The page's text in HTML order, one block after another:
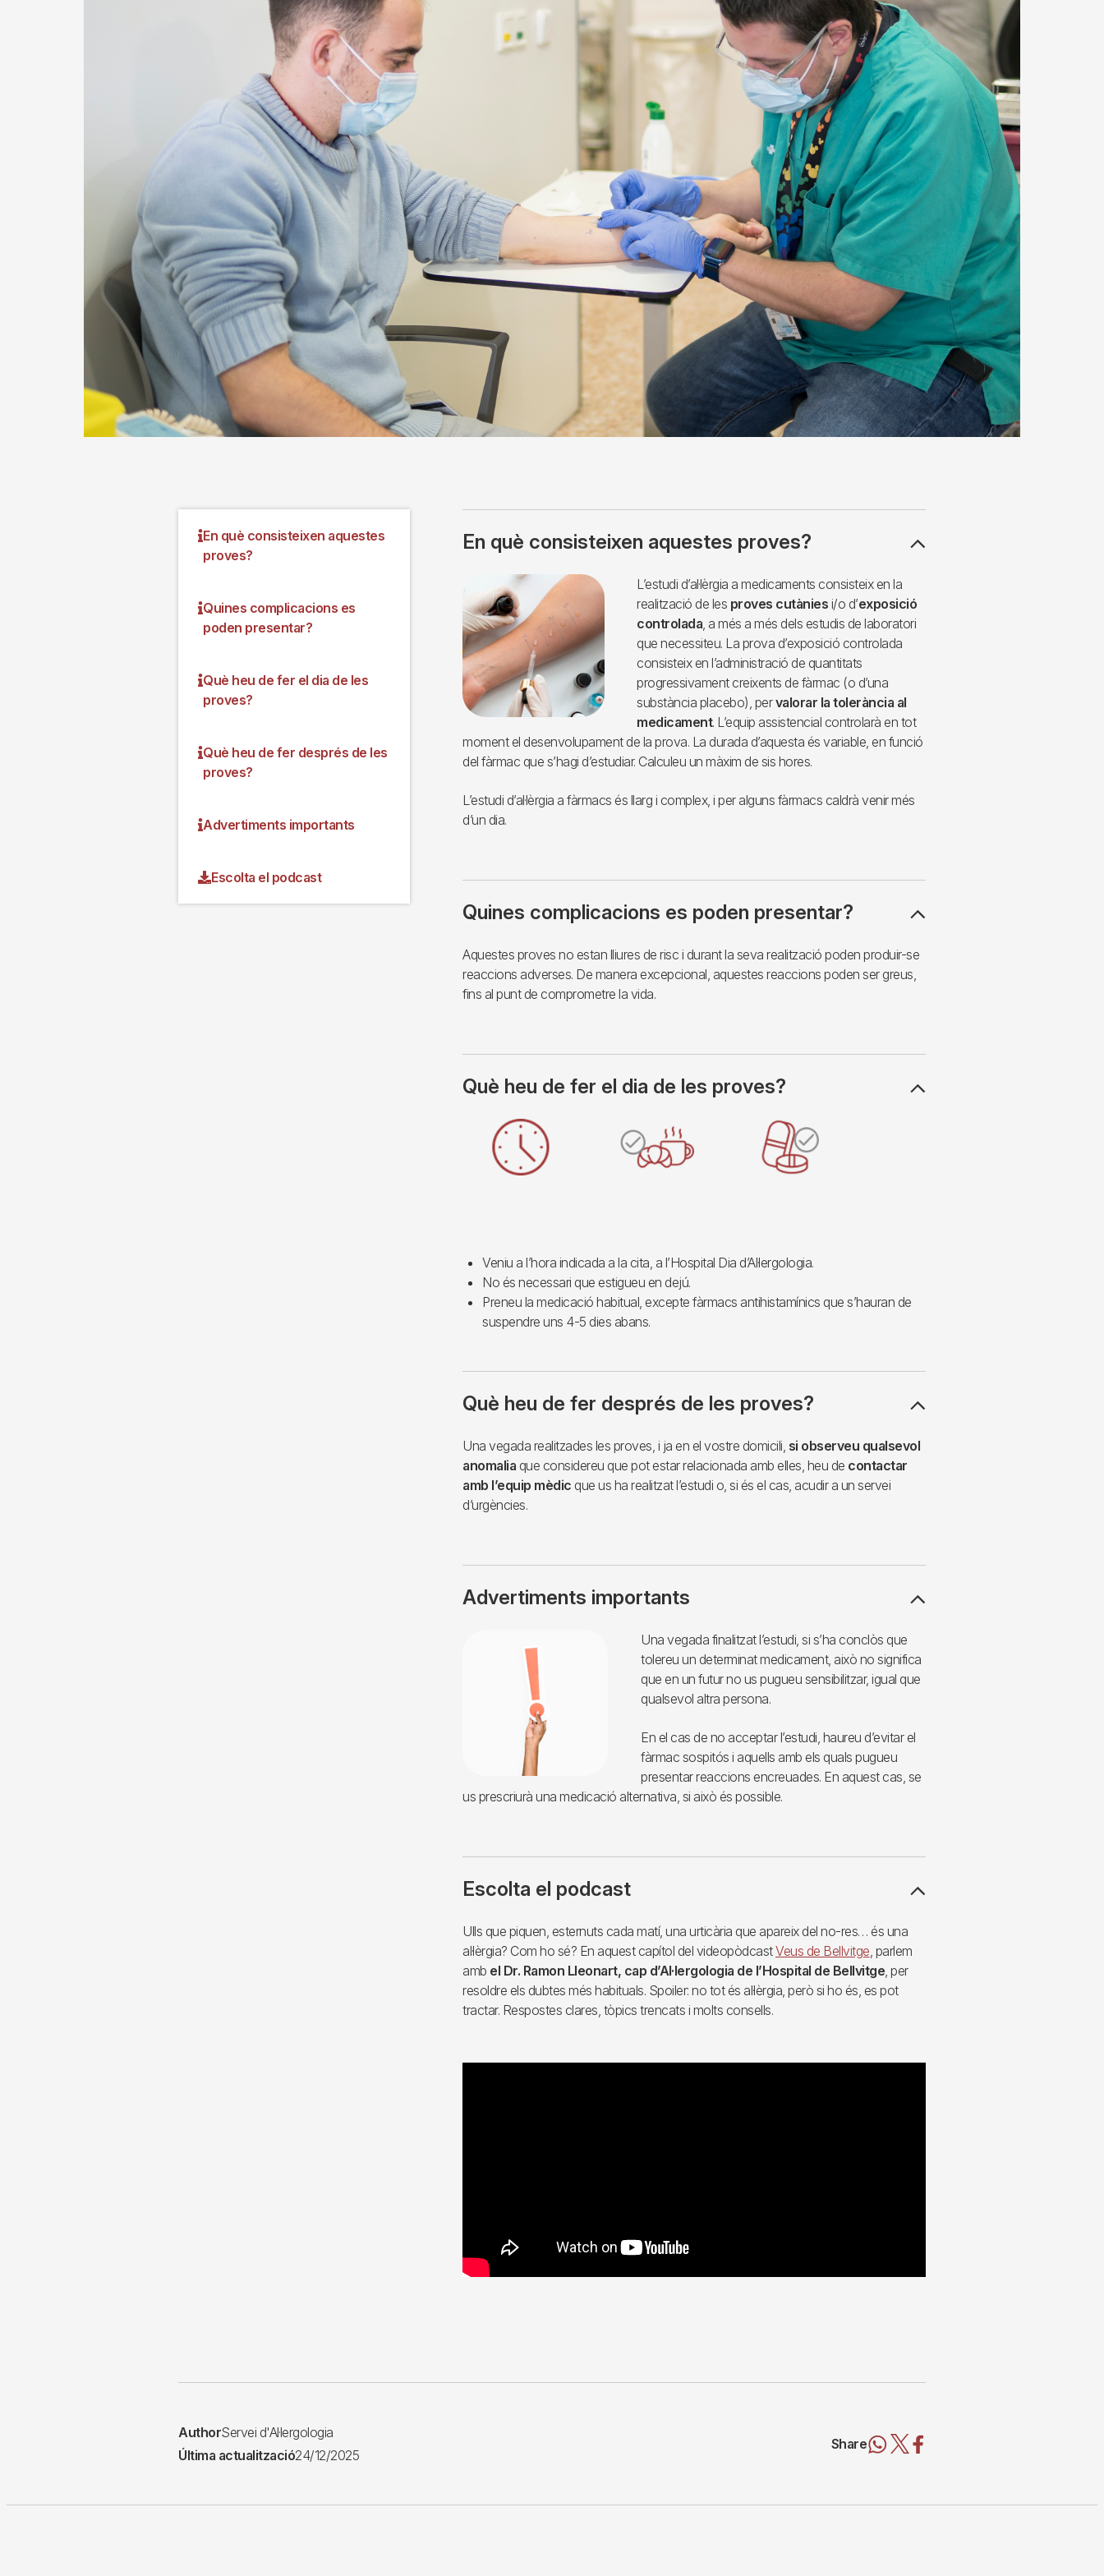
En què consisteixen aquestes
proves?
Quines complicacions es
poden presentar?
Què heu de fer el dia de les
proves?
Què heu de fer després de les
proves?
Advertiments importants
Escolta el podcast
En què consisteixen aquestes proves?
Imagen
L’estudi d’al·lèrgia a medicaments consisteix en la
realització de les proves cutànies i/o d’exposició
controlada , a més a més dels estudis de laboratori
que necessiteu. La prova d’exposició controlada
consisteix en l’administració de quantitats
progressivament creixents de fàrmac (o d’una
substància placebo), pervalorar la tolerància al
medicament. L’equip assistencial controlarà en tot
moment el desenvolupament de la prova. La durada d’aquesta és variable, en funció
del fàrmac que s’hagi d’estudiar. Calculeu un màxim de sis hores.
L’estudi d’al·lèrgia a fàrmacs és llarg i complex, i per alguns fàrmacs caldrà venir més
d’un dia.
Quines complicacions es poden presentar?
Aquestes proves no estan lliures de risc i durant la seva realització poden produir-se
reaccions adverses. De manera excepcional, aquestes reaccions poden ser greus,
fins al punt de comprometre la vida.
Què heu de fer el dia de les proves?
Imagen
Veniu a l’hora indicada a la cita, a l’Hospital Dia d’Al·lergologia.
No és necessari que estigueu en dejú.
Preneu la medicació habitual, excepte fàrmacs antihistamínics que s’hauran de
suspendre uns 4-5 dies abans.
Què heu de fer després de les proves?
Una vegada realitzades les proves, i ja en el vostre domicili, si observeu qualsevol
anomalia que considereu que pot estar relacionada amb elles, heu de contactar
amb l’equip mèdic que us ha realitzat l’estudi o, si és el cas, acudir a un servei
d’urgències.
Advertiments importants
Una vegada finalitzat l’estudi, si s’ha conclòs que
tolereu un determinat medicament, això no significa
que en un futur no us pugueu sensibilitzar, igual que
qualsevol altra persona.
En el cas de no acceptar l’estudi, haureu d’evitar el
fàrmac sospitós i aquells amb els quals pugueu
presentar reaccions encreuades. En aquest cas, se
us prescriurà una medicació alternativa, si això és possible.
Escolta el podcast
Ulls que piquen, esternuts cada matí, una urticària que apareix del no-res… és una
al·lèrgia? Com ho sé? En aquest capítol del videopòdcastVeus de Bellvitge, parlem
amb el Dr. Ramon Lleonart, cap d’Al·lergologia de l’Hospital de Bellvitge, per
resoldre els dubtes més habituals. Spoiler: no tot és al·lèrgia, però si ho és, es pot
tractar. Respostes clares, tòpics trencats i molts consells.
AuthorServei d'Al·lergologia
Última actualització24/12/2025
Share